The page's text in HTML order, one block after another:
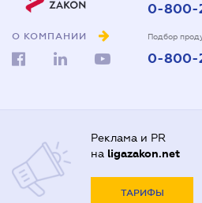
О КОМПАНИИ
0-800-
Подбор
0-800-
Реклама и PR
на ligazakon.net
ТАРИФЫ